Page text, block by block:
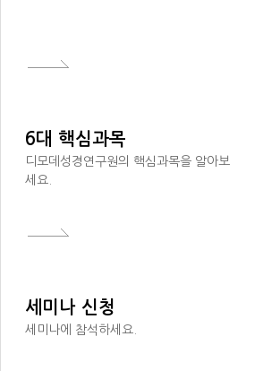
6대 핵심과목
디모데성경연구원의 핵심과목을 알아보
세요.
세미나 신청
세미나에 참석하세요.